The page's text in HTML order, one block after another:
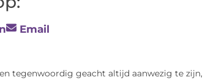
Email
tegenwoordig geacht altijd aanwezig te zijn,